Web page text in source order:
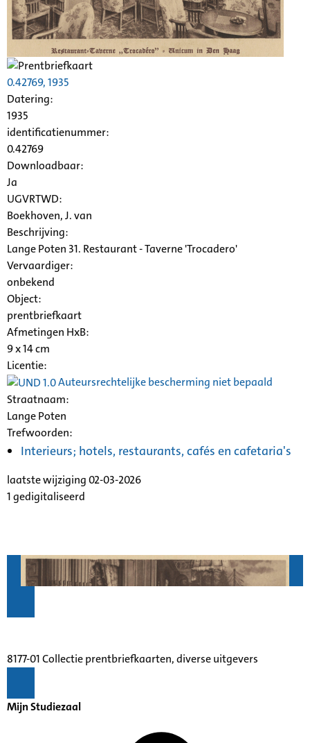
0.42769, 1935
Datering:
1935
identificatienummer:
0.42769
Downloadbaar:
Ja
UGVRTWD:
Boekhoven, J. van
Beschrijving:
Lange Poten 31. Restaurant - Taverne 'Trocadero'
Vervaardiger:
onbekend
Object:
prentbriefkaart
Afmetingen HxB:
9 x 14 cm
Licentie:
Auteursrechtelijke bescherming niet bepaald
Straatnaam:
Lange Poten
Trefwoorden:
Interieurs; hotels, restaurants, cafés en cafetaria's
laatste wijziging 02-03-2026
1 gedigitaliseerd
8177-01 Collectie prentbriefkaarten, diverse uitgevers
Mijn Studiezaal